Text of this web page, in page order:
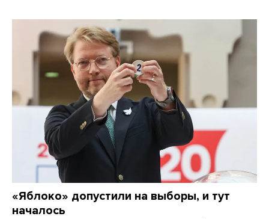
«Яблоко» допустили на выборы, и тут
началось